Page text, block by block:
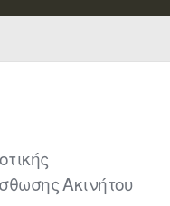
Ακινήτου